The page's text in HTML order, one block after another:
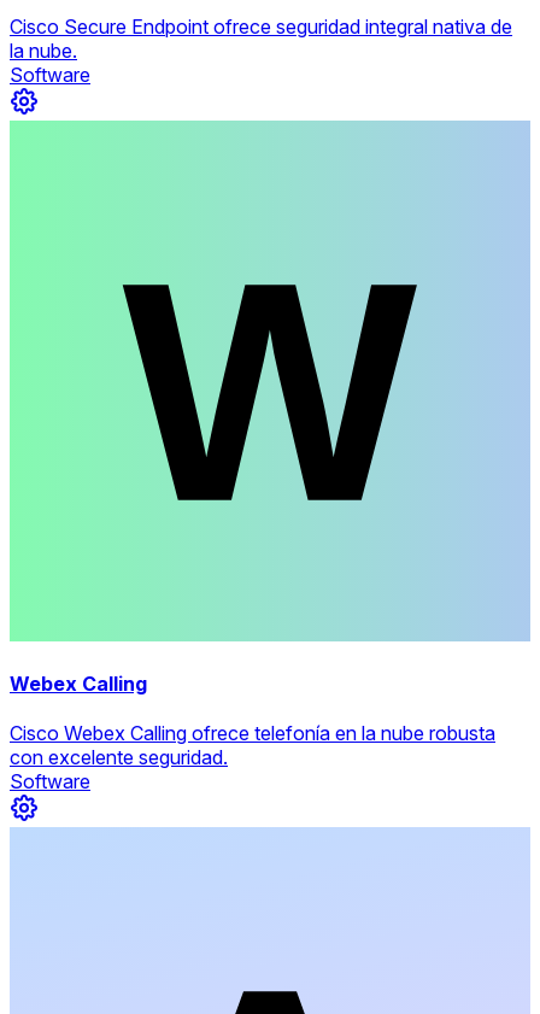
Cisco Secure Endpoint ofrece seguridad integral nativa de
la nube.
Software
Webex Calling
Cisco Webex Calling ofrece telefonía en la nube robusta
con excelente seguridad.
Software